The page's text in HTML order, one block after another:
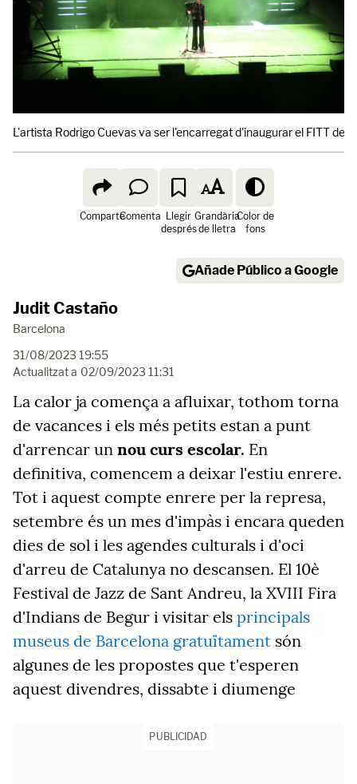
L'artista Rodrigo Cuevas va ser l'encarregat d'inaugurar el FITT de
ComparteComenta Llegir
després
Grandària
de lletra
Color de
fons
Añade Público a Google
Judit Castaño
Barcelona
31/08/2023 19:55
Actualitzat a 02/09/2023 11:31
La calor ja comença a afluixar, tothom torna
de vacances i els més petits estan a punt
d'arrencar un nou curs escolar. En
definitiva, comencem a deixar l'estiu enrere.
Tot i aquest compte enrere per la represa,
setembre és un mes d'impàs i encara queden
dies de sol i les agendes culturals i d'oci
d'arreu de Catalunya no descansen. El 10è
Festival de Jazz de Sant Andreu, la XVIII Fira
d'Indians de Begur i visitar els principals
museus de Barcelona gratuïtament són
algunes de les propostes que t'esperen
aquest divendres, dissabte i diumenge
PUBLICIDAD